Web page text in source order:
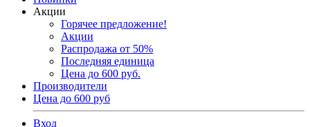
Акции
Горячее предложение!
Акции
Распродажа от 50%
Последняя единица
Цена до 600 руб.
Производители
Цена до 600 руб
Вход